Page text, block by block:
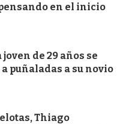
en el inicio
de 29 años se
puñaladas a su novio
Thiago